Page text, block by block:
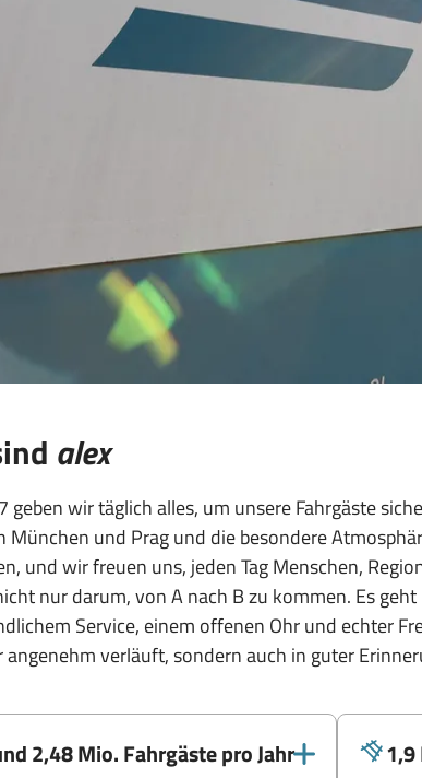
alex
geben wir täglich alles, um unsere Fahrgäste
München und Prag und die besondere
und wir freuen uns, jeden Tag Menschen,
nur darum, von A nach B zu kommen. Es
Service, einem offenen Ohr und echter
angenehm verläuft, sondern auch in guter
2,48 Mio. Fahrgäste pro Jahr